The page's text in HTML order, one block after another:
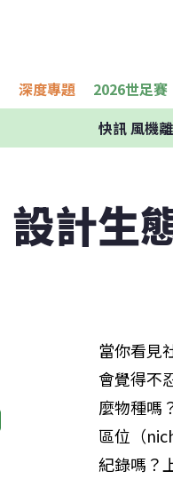
深度專題 2026世足賽
快訊風機
設計生
當你看見
會覺得不
麼物種嗎
區位（
紀錄嗎？